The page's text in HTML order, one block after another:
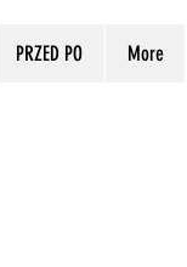
PRZED PO More